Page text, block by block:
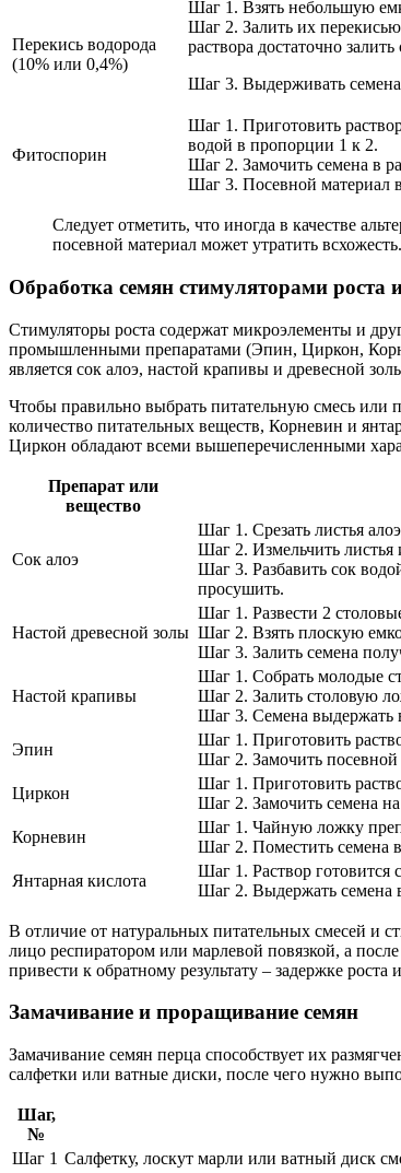
Перекись водорода
(10% или 0,4%)
Шаг 1. Взять небольшую
Шаг 2. Залить их
раствора достаточно
Шаг 3. Выдерживать
Фитоспорин
Шаг 1. Приготовить
водой в пропорции 1 к 2.
Шаг 2. Замочить семена в
Шаг 3. Посевной материал
Следует отметить, что иногда в качестве
посевной материал может утратить всхожесть.
Обработка семян стимуляторами роста
Стимуляторы роста содержат микроэлементы и
промышленными препаратами (Эпин, Циркон,
является сок алоэ, настой крапивы и древесной
Чтобы правильно выбрать питательную смесь или
количество питательных веществ, Корневин и
Циркон обладают всеми вышеперечисленными
Препарат или
вещество
Сок алоэ
Шаг 1. Срезать листья
Шаг 2. Измельчить
Шаг 3. Разбавить сок
просушить.
Настой древесной золы
Шаг 1. Развести 2
Шаг 2. Взять плоскую
Шаг 3. Залить семена
Настой крапивы
Шаг 1. Собрать молодые
Шаг 2. Залить столовую
Шаг 3. Семена выдержать
Эпин
Шаг 1. Приготовить
Шаг 2. Замочить посевной
Циркон
Шаг 1. Приготовить
Шаг 2. Замочить семена
Корневин
Шаг 1. Чайную ложку
Шаг 2. Поместить семена
Янтарная кислота
Шаг 1. Раствор готовится
Шаг 2. Выдержать семена
В отличие от натуральных питательных смесей и
лицо респиратором или марлевой повязкой, а
привести к обратному результату – задержке роста
Замачивание и проращивание семян
Замачивание семян перца способствует их
салфетки или ватные диски, после чего нужно
Шаг,
№
Шаг 1 Салфетку, лоскут марли или ватный диск